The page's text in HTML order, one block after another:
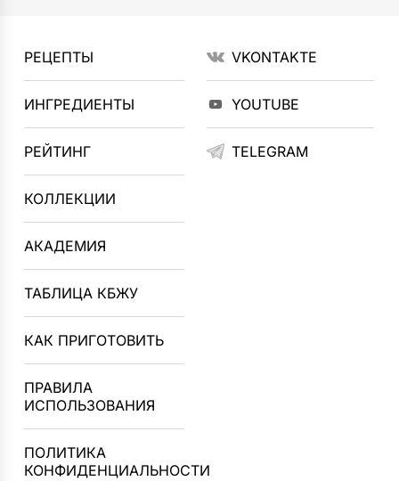
РЕЦЕПТЫ
ИНГРЕДИЕНТЫ
РЕЙТИНГ
КОЛЛЕКЦИИ
АКАДЕМИЯ
ТАБЛИЦА КБЖУ
КАК ПРИГОТОВИТЬ
ПРАВИЛА
ИСПОЛЬЗОВАНИЯ
ПОЛИТИКА
КОНФИДЕНЦИАЛЬНОСТИ
VKONTAKTE
YOUTUBE
TELEGRAM